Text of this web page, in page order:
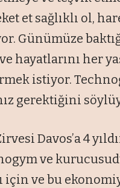
et sağlıklı ol,
Günümüze
hayatlarını her
istiyor.
gerektiğini
Davos’a 4
ve
için ve bu